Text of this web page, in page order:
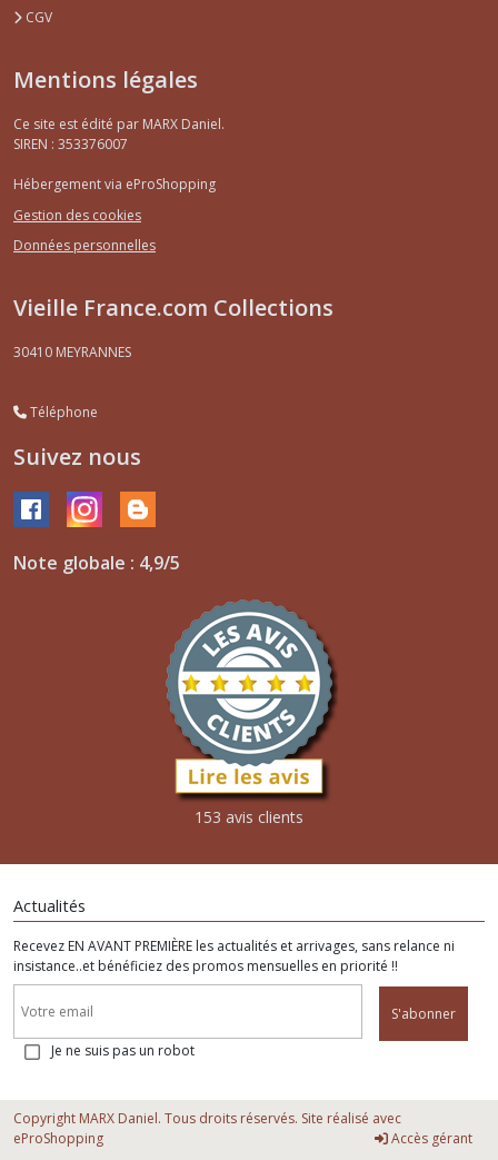
CGV
Mentions légales
Ce site est édité par MARX Daniel.
SIREN : 353376007
Hébergement via eProShopping
Gestion des cookies
Données personnelles
Vieille France.com Collections
30410 MEYRANNES
Téléphone
Suivez nous
Note globale : 4,9/5
153 avis clients
Actualités
Recevez EN AVANT PREMIÈRE les actualités et arrivages, sans relance ni
insistance..et bénéficiez des promos mensuelles en priorité !!
S'abonner
Je ne suis pas un robot
Copyright MARX Daniel. Tous droits réservés. Site réalisé avec
eProShopping
Accès gérant